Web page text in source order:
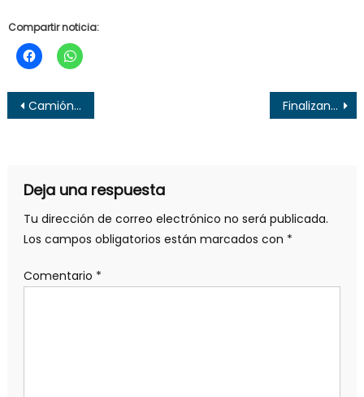
Compartir noticia:
Navegación
de
Camión pipa impacta a cuatro vehículos en Santa Ana Finalizan remodelación del Parque Libertad de Santa Ana
Deja una respuesta
Tu dirección de correo electrónico no será publicada.
Los campos obligatorios están marcados con *
Comentario *